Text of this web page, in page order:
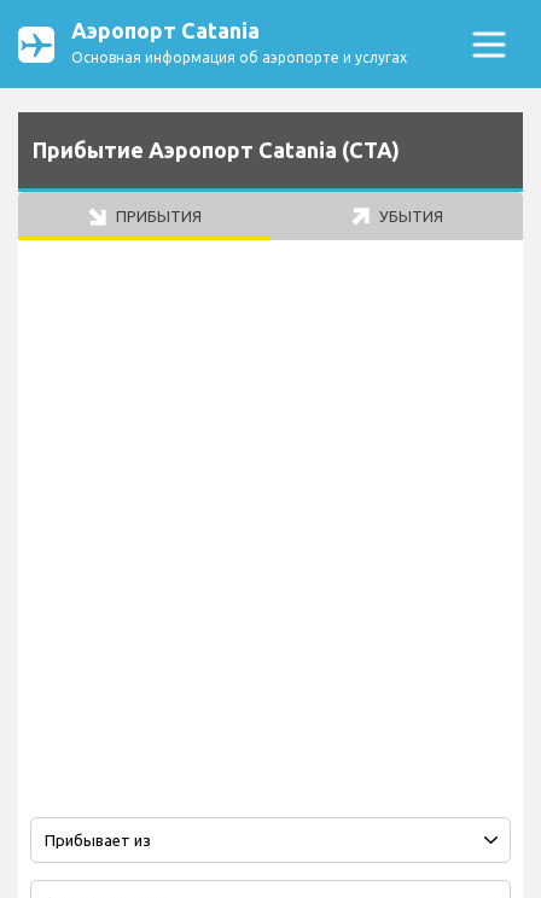
Аэропорт Catania
Основная информация об аэропорте и услугах
Прибытие Аэропорт Catania (CTA)
ПРИБЫТИЯ УБЫТИЯ